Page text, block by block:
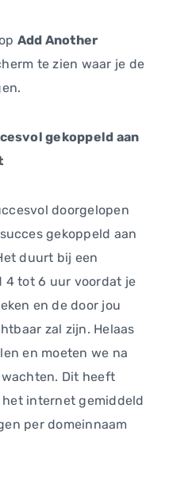
Add Another
te zien waar je de
gekoppeld aan
doorgelopen
gekoppeld aan
duurt bij een
4 tot 6 uur voordat je
en de door jou
zal zijn. Helaas
en moeten we na
Dit heeft
internet gemiddeld
per domeinnaam